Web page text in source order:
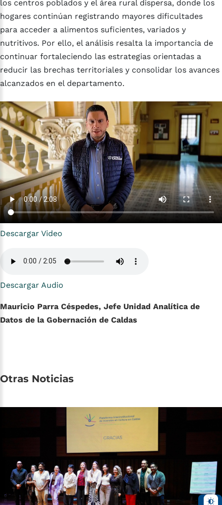
los centros poblados y el área rural dispersa, donde los
hogares continúan registrando mayores dificultades
para acceder a alimentos suficientes, variados y
nutritivos. Por ello, el análisis resalta la importancia de
continuar fortaleciendo las estrategias orientadas a
reducir las brechas territoriales y consolidar los avances
alcanzados en el departamento.
Descargar Video
Descargar Audio
Mauricio Parra Céspedes, Jefe Unidad Analítica de
Datos de la Gobernación de Caldas
Otras Noticias